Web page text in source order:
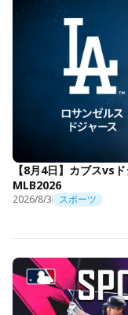
【8月4日】カブスvs
MLB2026
2026/8/3 スポーツ